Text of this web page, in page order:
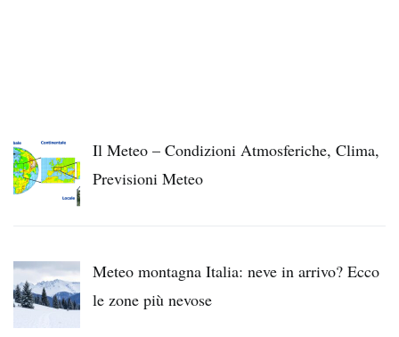
Il Meteo – Condizioni Atmosferiche, Clima,
Previsioni Meteo
Meteo montagna Italia: neve in arrivo? Ecco
le zone più nevose